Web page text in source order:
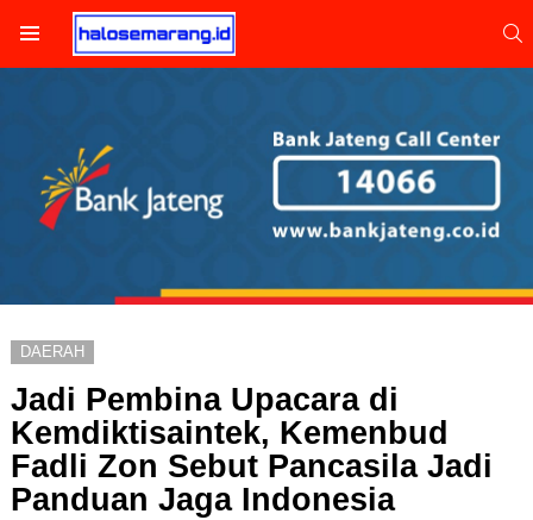
DAERAH
Jadi Pembina Upacara di
Kemdiktisaintek, Kemenbud
Fadli Zon Sebut Pancasila Jadi
Panduan Jaga Indonesia